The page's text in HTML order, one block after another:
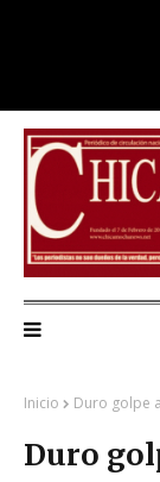
Inicio Duro golpe
Duro